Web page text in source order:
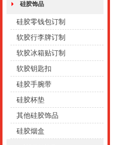
硅胶饰品
硅胶零钱包订制
软胶行李牌订制
软胶冰箱贴订制
软胶钥匙扣
硅胶手腕带
硅胶杯垫
其他硅胶饰品
硅胶烟盒